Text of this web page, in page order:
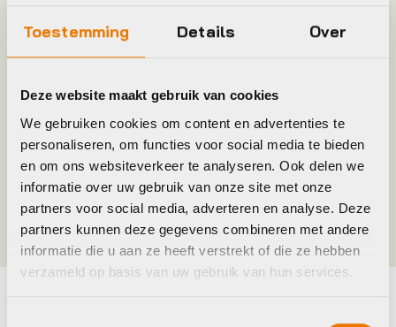
Toestemming Details Over
Deze website maakt gebruik van cookies
We gebruiken cookies om content en advertenties te
personaliseren, om functies voor social media te bieden
en om ons websiteverkeer te analyseren. Ook delen we
informatie over uw gebruik van onze site met onze
partners voor social media, adverteren en analyse. Deze
partners kunnen deze gegevens combineren met andere
informatie die u aan ze heeft verstrekt of die ze hebben
verzameld op basis van uw gebruik van hun services.
Plaatsbepaling
Merk
Jaar 2006
Kleur